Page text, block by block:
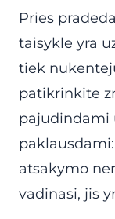
Pries
taisykle yra
tiek
patikrinkite
pajudindami
atsakymo
vadinasi, jis